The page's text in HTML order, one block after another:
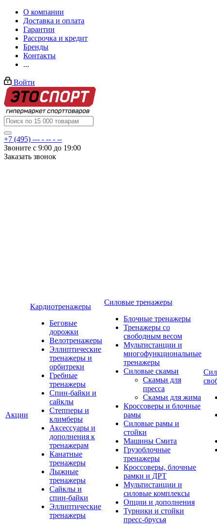
О компании
Доставка и оплата
Гарантии
Рассрочка и кредит
Бренды
Контакты
...
Войти
+7 (495) --- - -- - --
Звоните с 9:00 до 19:00
Заказать звонок
Акции
Кардиотренажеры
Беговые
дорожки
Велотренажеры
Эллиптические
тренажеры и
орбитреки
Гребные
тренажеры
Спин-байки и
сайклы
Степперы и
климберы
Аксессуары и
дополнения к
тренажерам
Канатные
тренажеры
Лыжные
тренажеры
Сайклы и
спин-байки
Эллиптические
тренажеры
Силовые тренажеры
Блочные тренажеры
Тренажеры со
свободным весом
Мультистанции и
многофункциональные
тренажеры
Силовые скамьи
Скамьи для
пресса
Скамьи для жима
Кроссоверы и блочные
рамы
Силовые рамы и
стойки
Машины Смита
Грузоблочные
тренажеры
Кроссоверы, блочные
рамки и ДРТ
Мультистанции и
силовые комплексы
Опции и дополнения
Турники и стойки
пресс-брусья